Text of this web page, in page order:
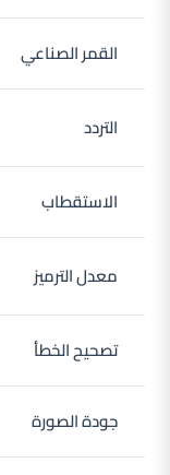
القمر الصناعي
التردد
الاستقطاب
معدل الترميز
تصحيح الخطأ
جودة الصورة